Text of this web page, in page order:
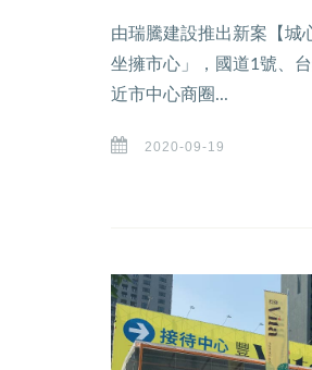
由瑞騰建設推出新案【城
坐擁市心」，國道1號、
近市中心商圈...
2020-09-19